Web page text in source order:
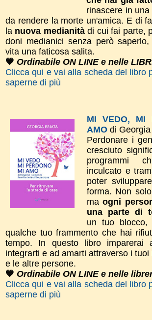
rinascere in
da rendere la morte un'amica. E di
la nuova medianitàdi cui fai parte,
doni medianici senza però
vita una faticosa salita.
💙 Ordinabile ON LINE e nelle
Clicca qui e vai alla scheda del libro
saperne di più
MI VEDO, MI
AMO di
Perdonare i
cresciuto
programmi
inculcato e
poter
forma. Non
maogni
una parte di
un tuo blocco,
qualche tuo frammento che hai
tempo.
In questo libro imparerai
integrarti e ad amarti attraverso i tuoi
e le altre persone.
💙 Ordinabile ON LINE e nelle
Clicca qui e vai alla scheda del libro
saperne di più